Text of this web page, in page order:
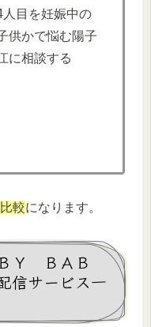
目を妊娠中の
供かで悩む陽子
に相談する
較になります。
Ｙ ＢＡＢ
信サービス一